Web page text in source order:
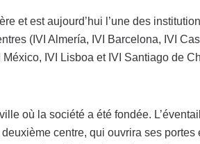
et est aujourd’hui l’une des
(IVI Almería, IVI Barcelona, IVI
IVI Lisboa et IVI Santiago de
où la société a été fondée.
centre, qui ouvrira ses